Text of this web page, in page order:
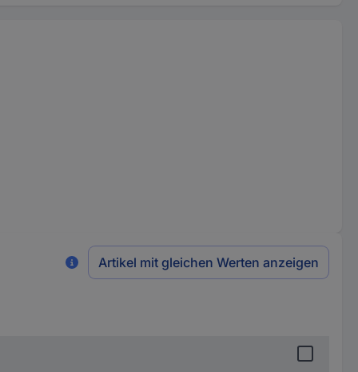
Artikel mit gleichen Werten anzeigen